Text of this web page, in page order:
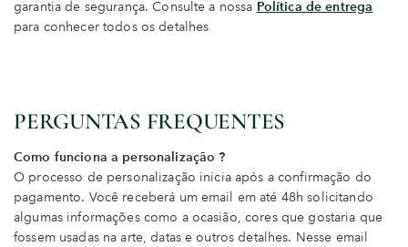
garantia de segurança. Consulte a nossa Política de entrega
para conhecer todos os detalhes
PERGUNTAS FREQUENTES
Como funciona a personalização ?
O processo de personalização inicia após a confirmação do
pagamento. Você receberá um email em até 48h solicitando
algumas informações como a ocasião, cores que gostaria que
fossem usadas na arte, datas e outros detalhes. Nesse email